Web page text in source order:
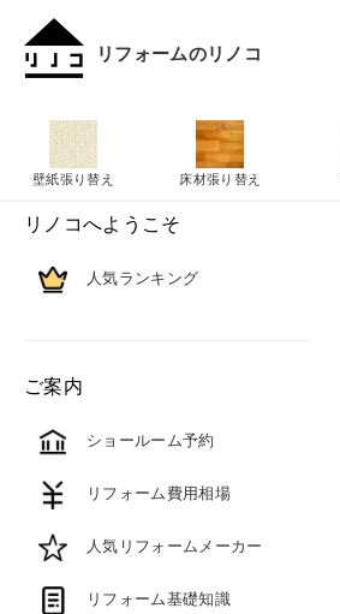
リフォームのリノコ
壁紙張り替え 床材張り替え
リノコへようこそ
人気ランキング
ご案内
ショールーム予約
リフォーム費用相場
人気リフォームメーカー
リフォーム基礎知識